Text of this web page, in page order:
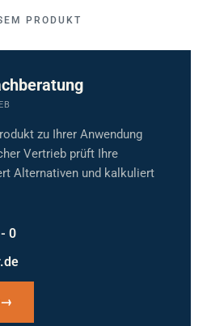
PRODUKT
zu Ihrer Anwendung
Vertrieb prüft Ihre
Alternativen und kalkuliert
0
→